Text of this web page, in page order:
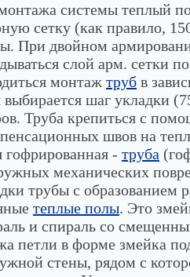
системы теплый
сетку (как правило,
При двойном
слой арм. сетки
монтаж труб в
шаг укладки
Труба крепиться с
швов на
гофрированная - труба
механических
трубы с образованием
теплые полы. Это
и спираль со
петли в форме змейка
стены, рядом с